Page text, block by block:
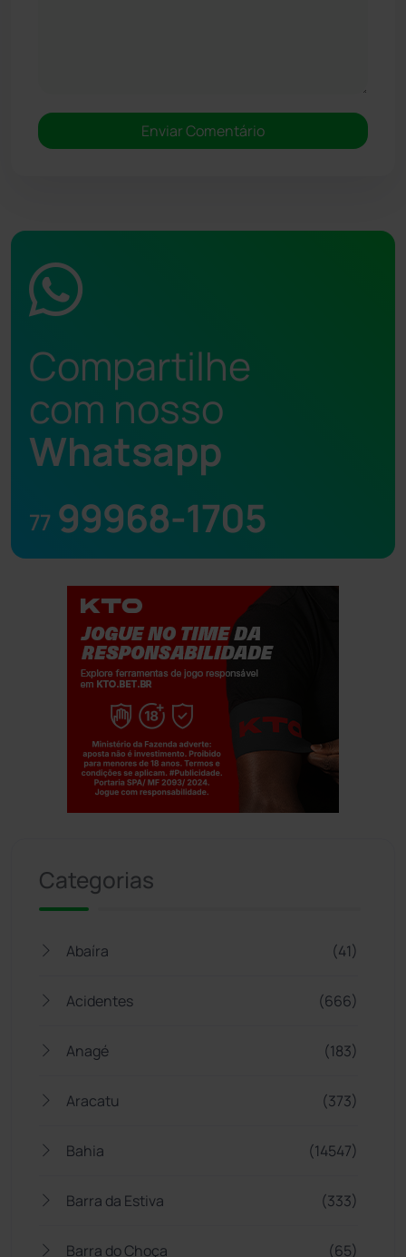
Compartilhe
com nosso
Whatsapp
77 99968-1705
Categorias
Abaíra (41)
Acidentes (666)
Anagé (183)
Aracatu (373)
Bahia (14547)
Barra da Estiva (333)
Barra do Choça (65)